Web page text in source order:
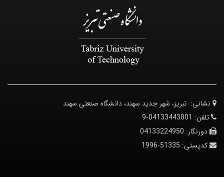
نشانی: تبریز، شهر جدید سهند، دانشگاه صنعتی سهند
تلفن: 04133443801-9
دورنگار: 04133224950
کدپستی: 51335-1996